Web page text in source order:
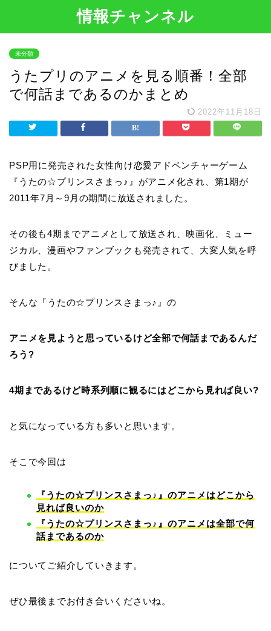
情報チャンネル
未分類
うたプリのアニメを見る順番！全部
で何話まであるのかまとめ
2022年11月18日
PSP用に発売された女性向け恋愛アドベンチャーゲーム
『うたの☆プリンスさまっ♪』がアニメ化され、第1期が
2011年7月～9月の期間に放送されました。
その後も4期までアニメとして放送され、映画化、ミュー
ジカル、漫画やファンブックも発売されて、大変人気を呼
びました。
そんな『うたの☆プリンスさまっ♪』の
アニメを見ようと思っているけど全部で何話まであるんだ
ろう?
4期まであるけど時系列順に観るにはどこから見れば良い?
と気になっている方も多いと思います。
そこで今回は
『うたの☆プリンスさまっ♪』のアニメはどこから
見れば良いのか
『うたの☆プリンスさまっ♪』のアニメは全部で何
話まであるのか
についてご紹介していきます。
ぜひ最後までお付き合いくださいね。